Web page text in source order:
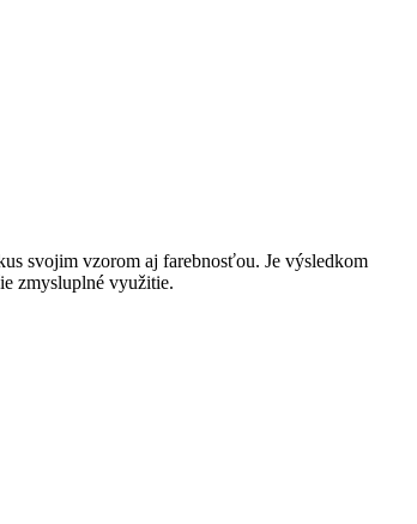
svojim vzorom aj farebnosťou. Je výsledkom
zmysluplné využitie.